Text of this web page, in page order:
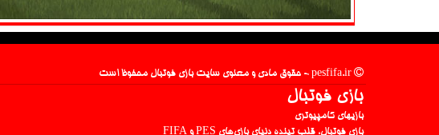
بازی فوتبال
بازیهای کامپیوتری
بازی فوتبال، قلب تپنده دنیای بازی‌های PES و FIFA